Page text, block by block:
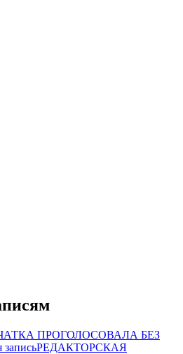
ПРОГОЛОСОВАЛА БЕЗ
РЕДАКТОРСКАЯ